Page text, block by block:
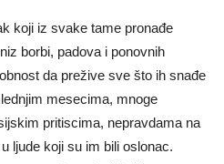
koji iz svake tame pronađe
borbi, padova i ponovnih
da prežive sve što ih snađe
mesecima, mnoge
pritiscima, nepravdama na
ljude koji su im bili oslonac.